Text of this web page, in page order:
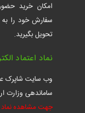
امکان خرید
سفارش خود را
تحویل بگیرید.
نماد اعتماد
وب سایت شاپرک
ساماندهی وزارت
جهت مشاهده نماد